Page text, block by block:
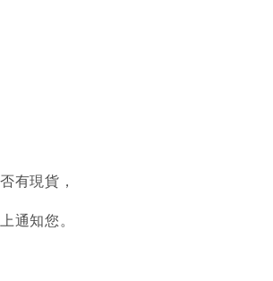
有現貨，
通知您。